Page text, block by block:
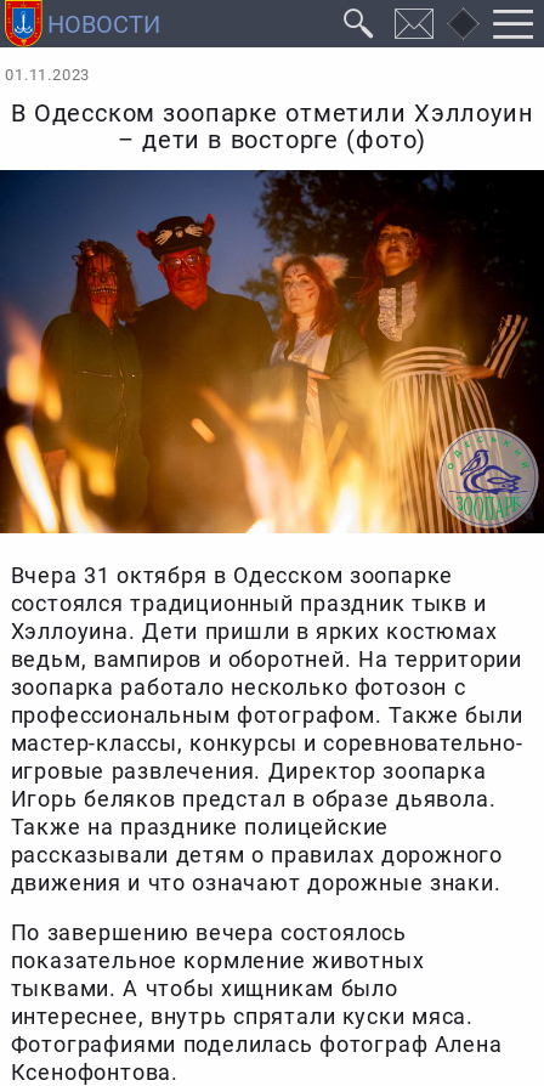
01.11.2023
В Одесском зоопарке отметили Хэллоуин
– дети в восторге (фото)
Вчера 31 октября в Одесском зоопарке
состоялся традиционный праздник тыкв и
Хэллоуина. Дети пришли в ярких костюмах
ведьм, вампиров и оборотней. На территории
зоопарка работало несколько фотозон с
профессиональным фотографом. Также были
мастер-классы, конкурсы и соревновательно-
игровые развлечения. Директор зоопарка
Игорь беляков предстал в образе дьявола.
Также на празднике полицейские
рассказывали детям о правилах дорожного
движения и что означают дорожные знаки.
По завершению вечера состоялось
показательное кормление животных
тыквами. А чтобы хищникам было
интереснее, внутрь спрятали куски мяса.
Фотографиями поделилась фотограф Алена
Ксенофонтова.